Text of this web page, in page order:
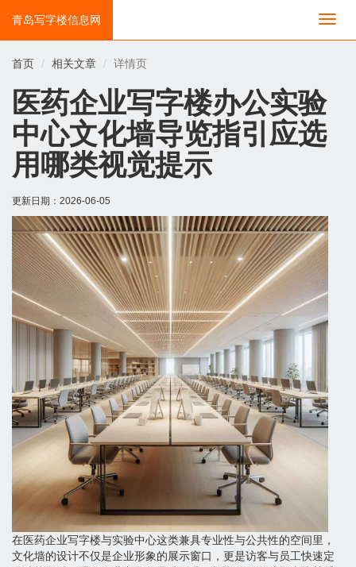
切
青岛写字楼信息网
首页 相关文章 详情页
医药企业写字楼办公实验
中心文化墙导览指引应选
用哪类视觉提示
更新日期： 2026-06-05
在医药企业写字楼与实验中心这类兼具专业性与公共性的空间里，
文化墙的设计不仅是企业形象的展示窗口，更是访客与员工快速定